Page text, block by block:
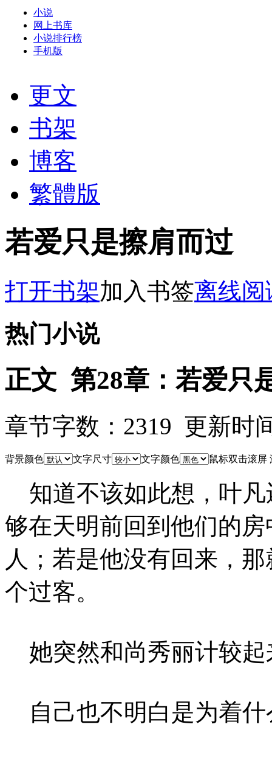
小说
网上书库
小说排行榜
手机版
更文
书架
博客
繁體版
若爱只是擦肩而过
打开书架加入书签离线阅
热门小说
正文 第28章：若爱只
章节字数：2319 更新时
背景颜色 文字尺寸 文字颜色 鼠标双击滚屏
知道不该如此想，叶凡
够在天明前回到他们的
人；若是他没有回来，
个过客。
她突然和尚秀丽计较起
自己也不明白是为着什